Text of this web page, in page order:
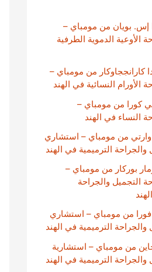
إس. بويان من مومباي –
الأوعية الدموية الطرفية
كارانججاوكار من مومباي –
الأورام النسائية في الهند
كورا من مومباي –
النساء في الهند
وارتي من مومباي – استشاري
الترميمية في الهند
بوركار من مومباي –
التجميل والجراحة
فورا من مومباي – استشاري
الترميمية في الهند
جاين من مومباي – استشارية
الترميمية في الهند